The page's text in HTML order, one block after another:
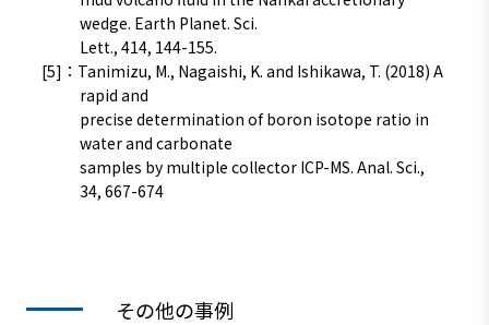
wedge. Earth Planet. Sci.
Lett., 414, 144-155.
[5]：Tanimizu, M., Nagaishi, K. and Ishikawa, T. (2018) A
rapid and
precise determination of boron isotope ratio in
water and carbonate
samples by multiple collector ICP-MS. Anal. Sci.,
34, 667-674
その他の事例